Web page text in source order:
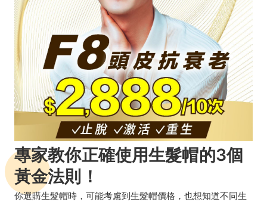
專家教你正確使用生髮帽的3個
黃金法則！
你選購生髮帽時，可能考慮到生髮帽價格，也想知道不同生